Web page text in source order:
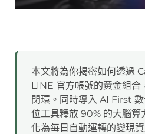
本文將為你揭密如何透過
LINE 官方帳號的黃金組合
閉環。同時導入 AI First
位工具釋放 90% 的大腦算
化為每日自動運轉的變現資